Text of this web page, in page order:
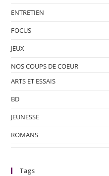
ENTRETIEN
FOCUS
JEUX
NOS COUPS DE COEUR
ARTS ET ESSAIS
BD
JEUNESSE
ROMANS
Tags